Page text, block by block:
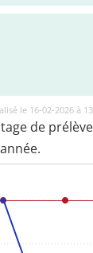
le 16-02-2026 à
de